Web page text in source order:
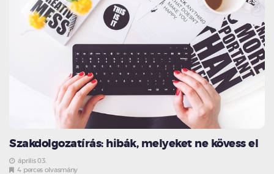
Szakdolgozatírás: hibák, melyeket ne kövess el
április 03.
4 perces olvasmány